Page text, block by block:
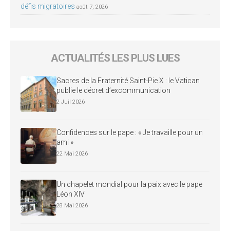
défis migratoires août 7, 2026
ACTUALITÉS LES PLUS LUES
Sacres de la Fraternité Saint-Pie X : le Vatican
publie le décret d’excommunication
2 Juil 2026
Confidences sur le pape : « Je travaille pour un
ami »
22 Mai 2026
Un chapelet mondial pour la paix avec le pape
Léon XIV
28 Mai 2026